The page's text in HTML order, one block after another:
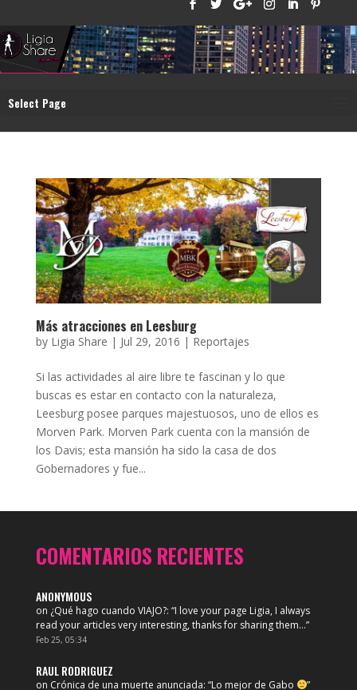
Select Page
Más atracciones en Leesburg
by Ligia Share | Jul 29, 2016 | Reportajes
Si las actividades al aire libre te fascinan y lo que
buscas es estar en contacto con la naturaleza,
Leesburg posee parques majestuosos, uno de ellos es
Morven Park. Morven Park cuenta con la mansión de
los Davis; esta mansión ha sido la casa de dos
Gobernadores y fue...
COMENTARIOS RECIENTES
ANONYMOUS
on ¿Qué hago cuando VIAJO?: “I love your page Ligia, I always
read your articles very interesting, thanks for sharing them…”
Feb 25, 05:34
RAUL RODRIGUEZ
on Crónica de una muerte anunciada: “Lo mejor de Gabo ”